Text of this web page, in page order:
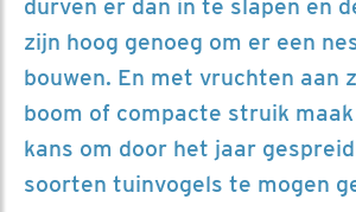
durven er dan in te slapen en
zijn hoog genoeg om er een
bouwen. En met vruchten aan
boom of compacte struik
kans om door het jaar
soorten tuinvogels te mogen